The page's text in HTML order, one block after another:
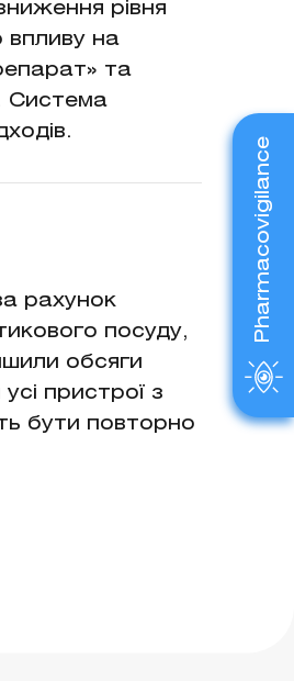
рівня
впливу на
та
Система
рахунок
посуду,
обсяги
пристрої з
бути повторно
Pharmacovigilance